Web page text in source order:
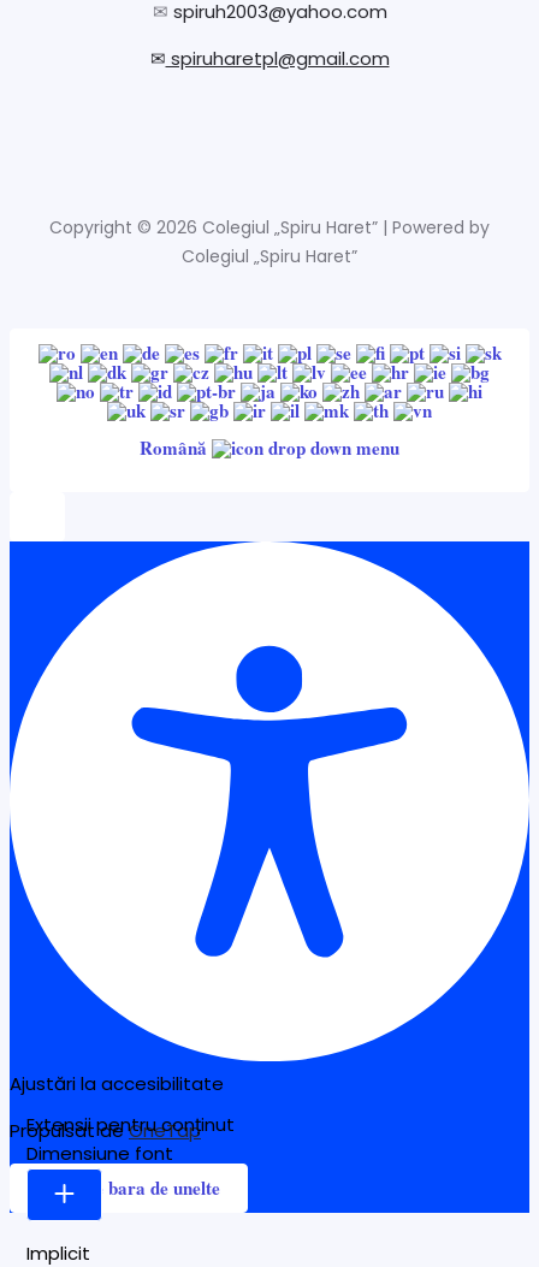
✉ spiruh2003@yahoo.com
✉ spiruharetpl@gmail.com
Copyright © 2026 Colegiul „Spiru Haret” | Powered by
Colegiul „Spiru Haret”
Română
Ajustări la accesibilitate
Propulsat deOneTap
Ascunde bara de unelte
Extensii pentru conținut
Dimensiune font
Implicit